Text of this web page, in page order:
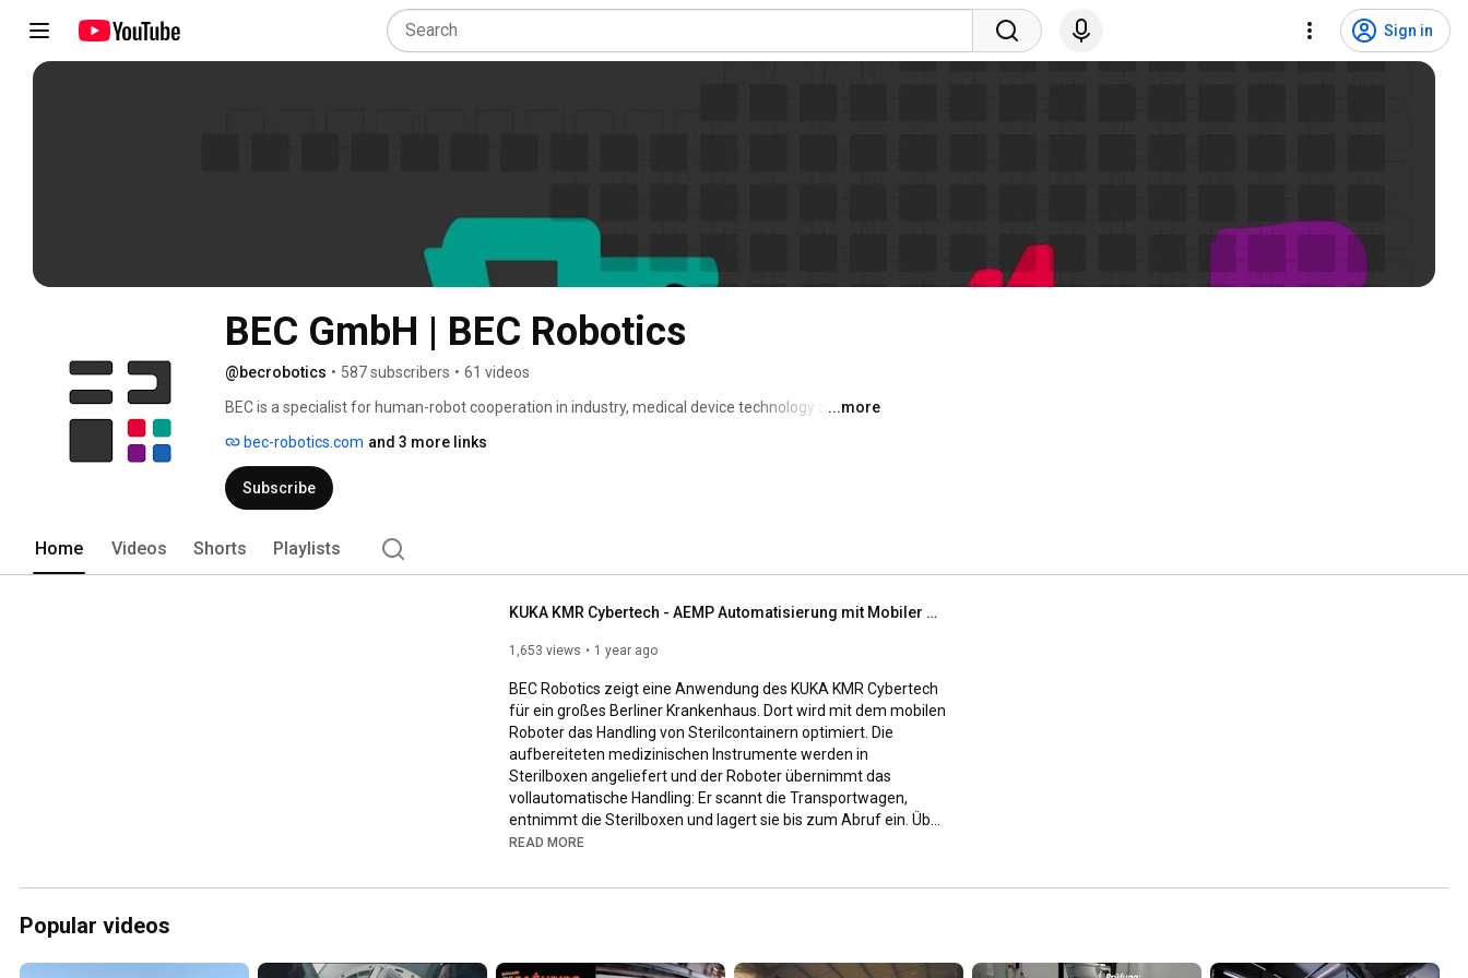
Sign in
BEC GmbH | BEC Robotics
@becrobotics • 587 subscribers • 61 videos
BEC is a specialist for human-robot cooperation in industry, medical device technology and
customers worldwide.
...more
bec-robotics.com and 3 more links
Subscribe
Home Videos Shorts Playlists
KUKA KMR Cybertech - AEMP Automatisierung mit Mobiler Robotik
1,653 views 1 year ago
BEC Robotics zeigt eine Anwendung des KUKA KMR Cybertech
für ein großes Berliner Krankenhaus. Dort wird mit dem mobilen
Roboter das Handling von Sterilcontainern optimiert. Die
aufbereiteten medizinischen Instrumente werden in
Sterilboxen angeliefert und der Roboter übernimmt das
vollautomatische Handling: Er scannt die Transportwagen,
entnimmt die Sterilboxen und lagert sie bis zum Abruf ein. Über
eine nahtlose Schnittstelle zum Kliniksystem werden die
für anstehende Operationen bedarfsgerecht und auch
READ MORE
Popular videos